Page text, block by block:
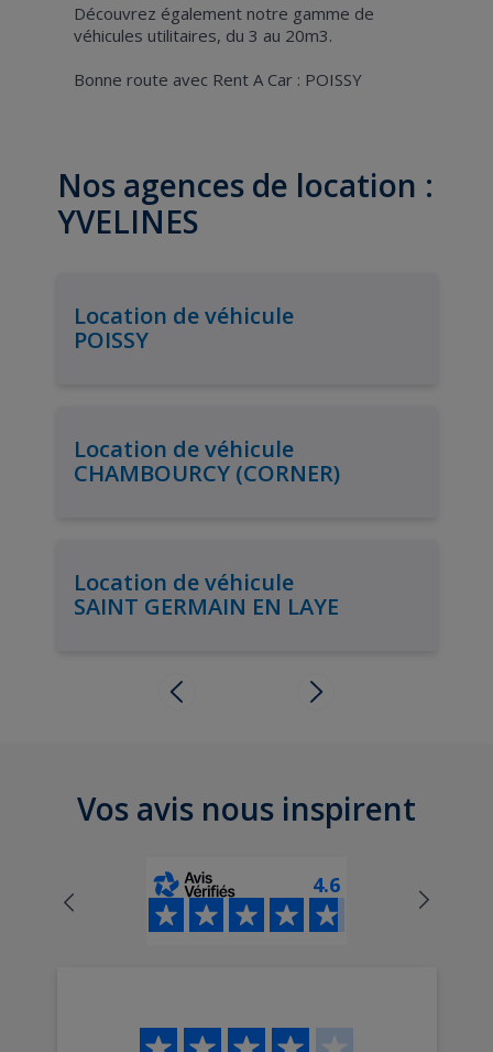
Découvrez également notre gamme de
véhicules utilitaires, du 3 au 20m3.
Bonne route avec Rent A Car : POISSY
Nos agences de location :
YVELINES
Location de véhicule
POISSY
Location de véhicule
CHAMBOURCY (CORNER)
Location de véhicule
SAINT GERMAIN EN LAYE
Vos avis nous inspirent
4.6